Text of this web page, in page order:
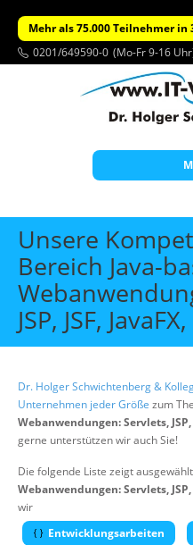
Mehr als 75.000 Teilnehmer in
0201/649590-0 (Mo-Fr 9-16
Start
Themen
Beratung
Individuelle
Offene
Wissen
Über uns
Suche
Unsere
Bereich Java-
JSP, JSF,
Dr. Holger Schwichtenberg &
Unternehmen jeder Größe zum
Webanwendungen: Servlets, JSP,
gerne unterstützen wir auch Sie!
Die folgende Liste zeigt
Webanwendungen: Servlets, JSP,
wir
Entwicklungsarbeiten